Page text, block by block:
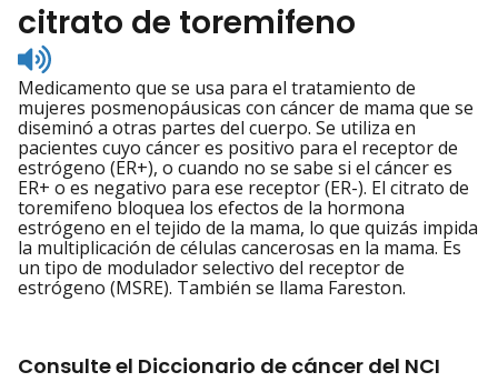
citrato de toremifeno
Listen
to
pronunciation
Medicamento que se usa para el tratamiento de
mujeres posmenopáusicas con cáncer de mama que se
diseminó a otras partes del cuerpo. Se utiliza en
pacientes cuyo cáncer es positivo para el receptor de
estrógeno (ER+), o cuando no se sabe si el cáncer es
ER+ o es negativo para ese receptor (ER-). El citrato de
toremifeno bloquea los efectos de la hormona
estrógeno en el tejido de la mama, lo que quizás impida
la multiplicación de células cancerosas en la mama. Es
un tipo de modulador selectivo del receptor de
estrógeno (MSRE). También se llama Fareston.
Consulte el Diccionario de cáncer del NCI